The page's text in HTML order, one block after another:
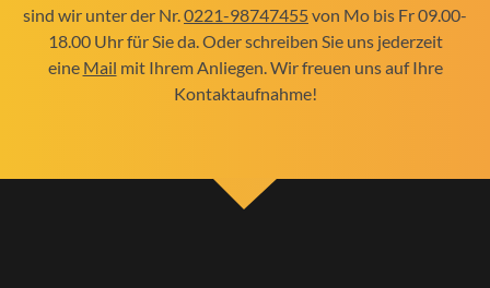
sind wir unter der Nr. 0221-98747455von Mo bis Fr 09.00-
18.00 Uhr für Sie da. Oder schreiben Sie uns jederzeit
eine Mail mit Ihrem Anliegen. Wir freuen uns auf Ihre
Kontaktaufnahme!